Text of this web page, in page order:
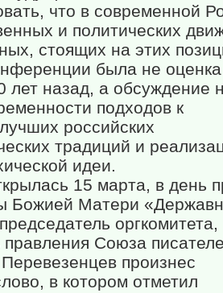
что в современной
и политических
стоящих на этих
была не оценка
лет назад, а обсуждение
подходов к
российских
традиций и
идеи.
15 марта, в день
Божией Матери
оргкомитета,
правления Союза
произнес
в котором отметил